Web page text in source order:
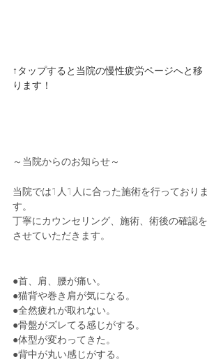
↑タップすると当院の慢性疲労ページへと移
ります！
～当院からのお知らせ～
当院では1人1人に合った施術を行っておりま
す。
丁寧にカウンセリング、施術、術後の確認を
させていただきます。
●首、肩、腰が痛い。
●猫背や巻き肩が気になる。
●全然疲れが取れない。
●骨盤がズレてる感じがする。
●体型が変わってきた。
●背中が丸い感じがする。